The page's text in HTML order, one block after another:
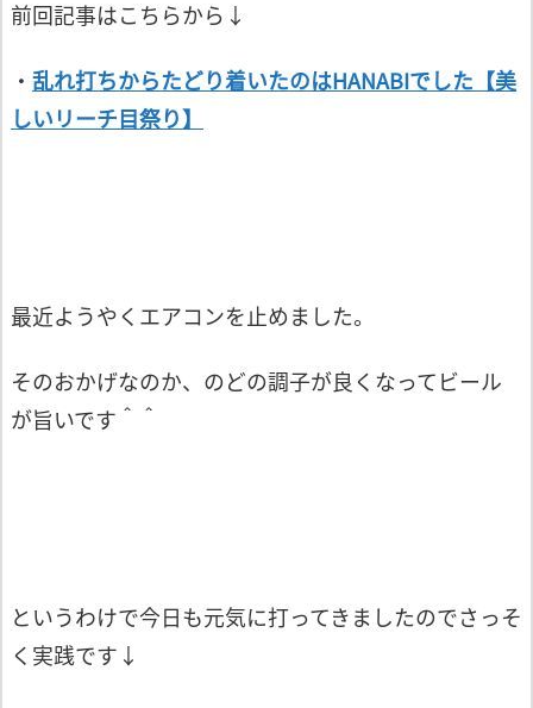
前回記事はこちらから↓
・ 乱れ打ちからたどり着いたのはHANABIでした【美
しいリーチ目祭り】
最近ようやくエアコンを止めました。
そのおかげなのか、のどの調子が良くなってビール
が旨いです＾＾
というわけで今日も元気に打ってきましたのでさっそ
く実践です↓